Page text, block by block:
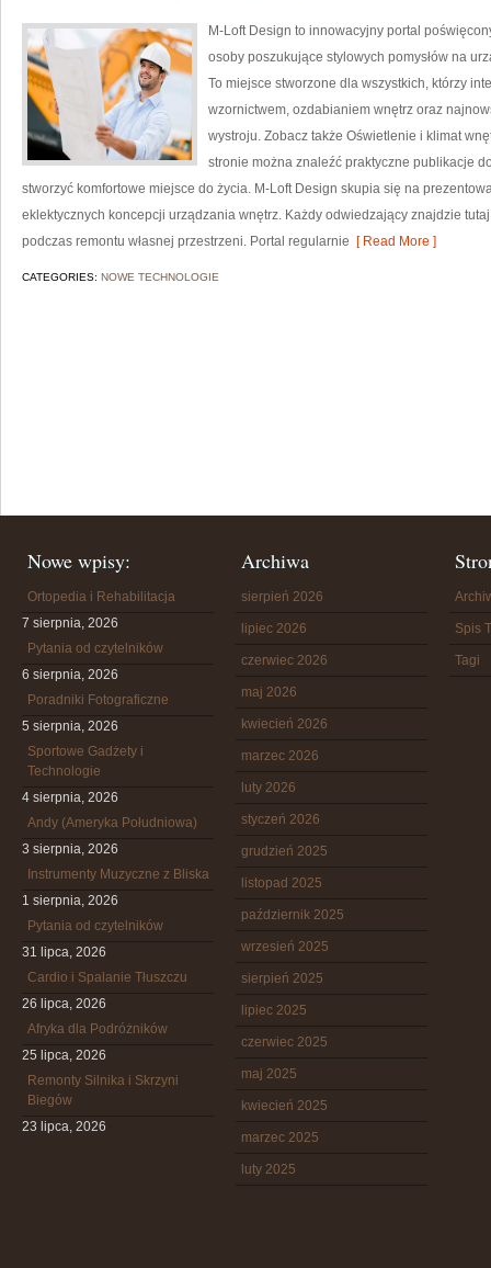
M-Loft Design to innowacyjny portal
osoby poszukujące stylowych pomysłów na
To miejsce stworzone dla wszystkich, którzy
wzornictwem, ozdabianiem wnętrz oraz
wystroju. Zobacz także Oświetlenie i klimat
stronie można znaleźć praktyczne publikacje
stworzyć komfortowe miejsce do życia. M-Loft Design skupia się na
eklektycznych koncepcji urządzania wnętrz. Każdy odwiedzający znajdzie
podczas remontu własnej przestrzeni. Portal regularnie [ Read More ]
CATEGORIES: NOWE TECHNOLOGIE
Nowe wpisy:
Ortopedia i Rehabilitacja
7 sierpnia, 2026
Pytania od czytelników
6 sierpnia, 2026
Poradniki Fotograficzne
5 sierpnia, 2026
Sportowe Gadżety i
Technologie
4 sierpnia, 2026
Andy (Ameryka Południowa)
3 sierpnia, 2026
Instrumenty Muzyczne z Bliska
1 sierpnia, 2026
Pytania od czytelników
31 lipca, 2026
Cardio i Spalanie Tłuszczu
26 lipca, 2026
Afryka dla Podróżników
25 lipca, 2026
Remonty Silnika i Skrzyni
Biegów
23 lipca, 2026
Archiwa
sierpień 2026
lipiec 2026
czerwiec 2026
maj 2026
kwiecień 2026
marzec 2026
luty 2026
styczeń 2026
grudzień 2025
listopad 2025
październik 2025
wrzesień 2025
sierpień 2025
lipiec 2025
czerwiec 2025
maj 2025
kwiecień 2025
marzec 2025
luty 2025
Spis
Tagi